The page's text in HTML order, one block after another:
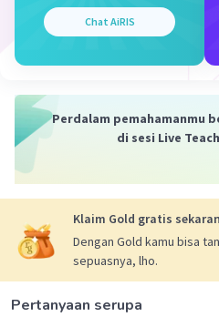
Iklan
Jawaban terverifikasi
Beri Rating
Chat AiRIS
Perdalam pemahamanmu
di sesi Live
Klaim Gold gratis
Dengan Gold kamu bisa
sepuasnya, lho.
Pertanyaan serupa